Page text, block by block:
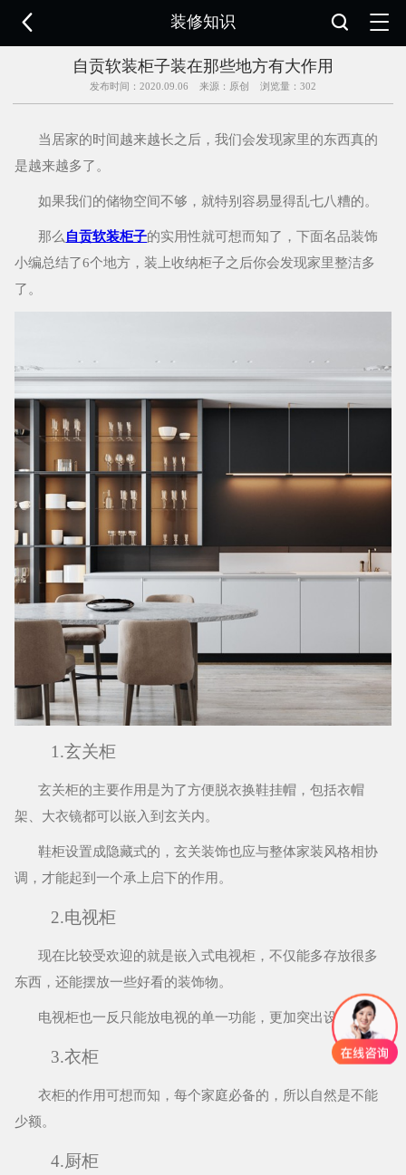
 装修知识  
自贡软装柜子装在那些地方有大作用
发布时间：2020.09.06 来源：原创 浏览量： 302
当居家的时间越来越长之后，我们会发现家里的东西真的
是越来越多了。
如果我们的储物空间不够，就特别容易显得乱七八糟的。
那么 自贡软装柜子的实用性就可想而知了，下面名品装饰
小编总结了6个地方，装上收纳柜子之后你会发现家里整洁多
了。
1.玄关柜
玄关柜的主要作用是为了方便脱衣换鞋挂帽，包括衣帽
架、大衣镜都可以嵌入到玄关内。
鞋柜设置成隐藏式的，玄关装饰也应与整体家装风格相协
调，才能起到一个承上启下的作用。
2.电视柜
现在比较受欢迎的就是嵌入式电视柜，不仅能多存放很多
东西，还能摆放一些好看的装饰物。
电视柜也一反只能放电视的单一功能，更加突出设计感。
3.衣柜
衣柜的作用可想而知，每个家庭必备的，所以自然是不能
少额。
4.厨柜